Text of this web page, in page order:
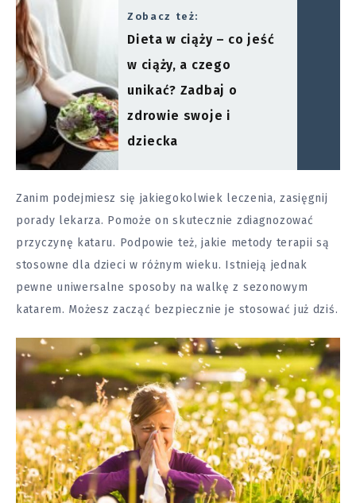
Zobacz też:
Dieta w ciąży – co jeść
w ciąży, a czego
unikać? Zadbaj o
zdrowie swoje i
dziecka
Zanim podejmiesz się jakiegokolwiek leczenia, zasięgnij
porady lekarza. Pomoże on skutecznie zdiagnozować
przyczynę kataru. Podpowie też, jakie metody terapii są
stosowne dla dzieci w różnym wieku. Istnieją jednak
pewne uniwersalne sposoby na walkę z sezonowym
katarem. Możesz zacząć bezpiecznie je stosować już dziś.